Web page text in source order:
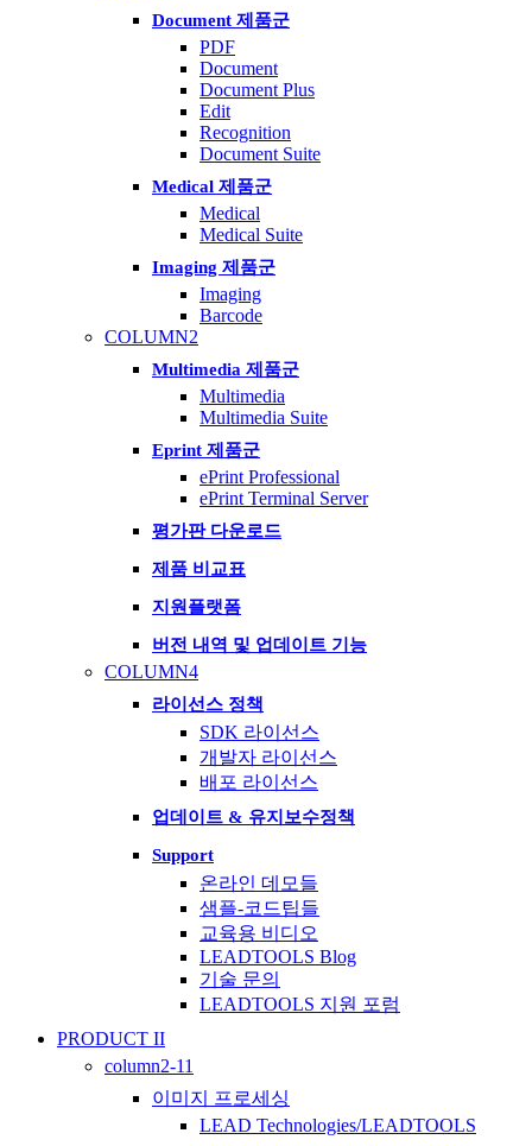
Document 제품군
PDF
Document
Document Plus
Edit
Recognition
Document Suite
Medical 제품군
Medical
Medical Suite
Imaging 제품군
Imaging
Barcode
COLUMN2
Multimedia 제품군
Multimedia
Multimedia Suite
Eprint 제품군
ePrint Professional
ePrint Terminal Server
평가판 다운로드
제품 비교표
지원플랫폼
버전 내역 및 업데이트 기능
COLUMN4
라이선스 정책
SDK 라이선스
개발자 라이선스
배포 라이선스
업데이트 & 유지보수정책
Support
온라인 데모들
샘플-코드팁들
교육용 비디오
LEADTOOLS Blog
기술 문의
LEADTOOLS 지원 포럼
PRODUCT II
column2-11
이미지 프로세싱
LEAD Technologies/LEADTOOLS